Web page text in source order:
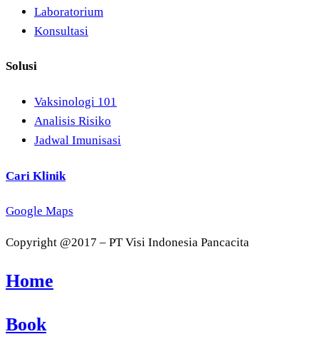
Laboratorium
Konsultasi
Solusi
Vaksinologi 101
Analisis Risiko
Jadwal Imunisasi
Cari Klinik
Google Maps
Copyright @2017 – PT Visi Indonesia Pancacita
Home
Book